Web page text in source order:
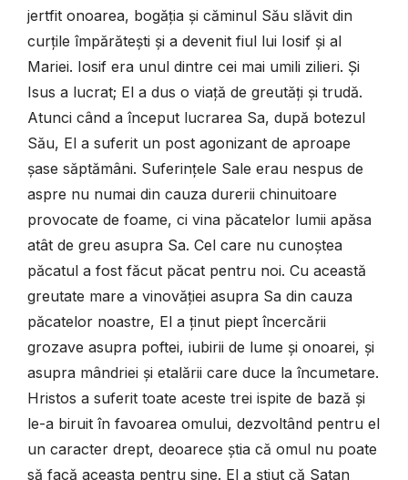
jertfit onoarea, bogăția și căminul Său slăvit din
curțile împărătești și a devenit fiul lui Iosif și al
Mariei. Iosif era unul dintre cei mai umili zilieri. Și
Isus a lucrat; El a dus o viață de greutăți și trudă.
Atunci când a început lucrarea Sa, după botezul
Său, El a suferit un post agonizant de aproape
șase săptămâni. Suferințele Sale erau nespus de
aspre nu numai din cauza durerii chinuitoare
provocate de foame, ci vina păcatelor lumii apăsa
atât de greu asupra Sa. Cel care nu cunoștea
păcatul a fost făcut păcat pentru noi. Cu această
greutate mare a vinovăției asupra Sa din cauza
păcatelor noastre, El a ținut piept încercării
grozave asupra poftei, iubirii de lume și onoarei, și
asupra mândriei și etalării care duce la încumetare.
Hristos a suferit toate aceste trei ispite de bază și
le-a biruit în favoarea omului, dezvoltând pentru el
un caracter drept, deoarece știa că omul nu poate
să facă aceasta pentru sine. El a știut că Satan